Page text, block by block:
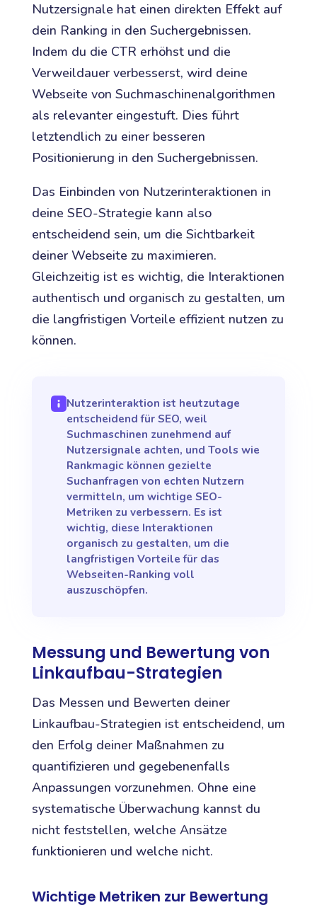
Nutzersignale hat einen direkten Effekt auf
dein Ranking in den Suchergebnissen.
Indem du die CTR erhöhst und die
Verweildauer verbesserst, wird deine
Webseite von Suchmaschinenalgorithmen
als relevanter eingestuft. Dies führt
letztendlich zu einer besseren
Positionierung in den Suchergebnissen.
Das Einbinden von Nutzerinteraktionen in
deine SEO-Strategie kann also
entscheidend sein, um die Sichtbarkeit
deiner Webseite zu maximieren.
Gleichzeitig ist es wichtig, die Interaktionen
authentisch und organisch zu gestalten, um
die langfristigen Vorteile effizient nutzen zu
können.
Nutzerinteraktion ist heutzutage
entscheidend für SEO, weil
Suchmaschinen zunehmend auf
Nutzersignale achten, und Tools wie
Rankmagic können gezielte
Suchanfragen von echten Nutzern
vermitteln, um wichtige SEO-
Metriken zu verbessern. Es ist
wichtig, diese Interaktionen
organisch zu gestalten, um die
langfristigen Vorteile für das
Webseiten-Ranking voll
auszuschöpfen.
Messung und Bewertung von
Linkaufbau-Strategien
Das Messen und Bewerten deiner
Linkaufbau-Strategien ist entscheidend, um
den Erfolg deiner Maßnahmen zu
quantifizieren und gegebenenfalls
Anpassungen vorzunehmen. Ohne eine
systematische Überwachung kannst du
nicht feststellen, welche Ansätze
funktionieren und welche nicht.
Wichtige Metriken zur Bewertung